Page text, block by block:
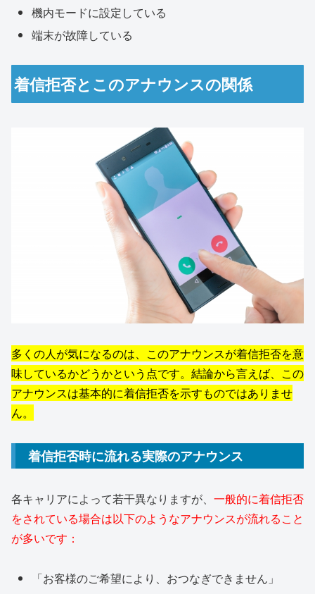
機内モードに設定している
端末が故障している
着信拒否とこのアナウンスの関係
多くの人が気になるのは、このアナウンスが着信拒否を意
味しているかどうかという点です。結論から言えば、この
アナウンスは基本的に着信拒否を示すものではありませ
ん。
着信拒否時に流れる実際のアナウンス
各キャリアによって若干異なりますが、 一般的に着信拒否
をされている場合は以下のようなアナウンスが流れること
が多いです：
「お客様のご希望により、おつなぎできません」